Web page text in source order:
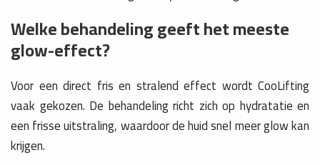
Welke behandeling geeft het meeste
glow-effect?
Voor een direct fris en stralend effect wordt CooLifting
vaak gekozen. De behandeling richt zich op hydratatie en
een frisse uitstraling, waardoor de huid snel meer glow kan
krijgen.